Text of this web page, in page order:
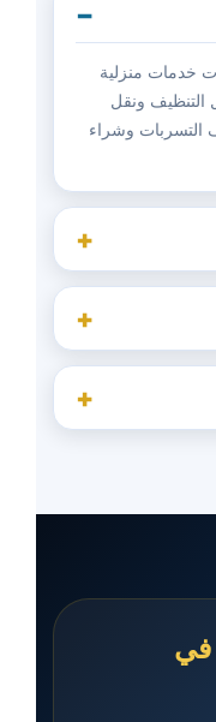
خدمات منزلية
التنظيف ونقل
وشراء
في